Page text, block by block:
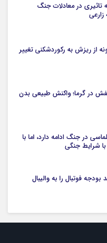
نصر ۲ چه تاثیری در معادلات جنگ
از ریزش به رکوردشکنی تغییر
در گرما؛ واکنش طبیعی بدن
در جنگ ادامه دارد، اما با
شرایط جنگی
فوتبال را به والیبال